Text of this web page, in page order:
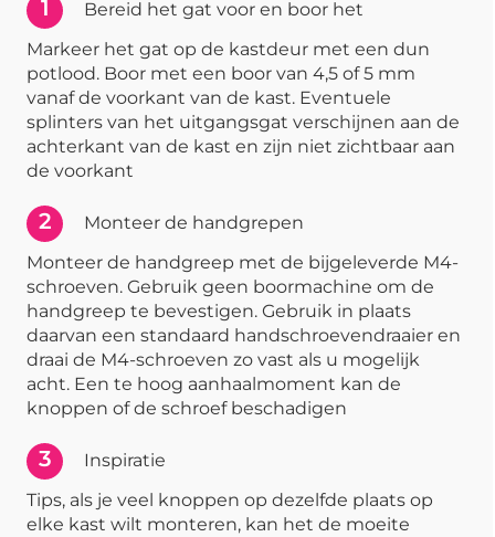
1
Bereid het gat voor en boor het
Markeer het gat op de kastdeur met een dun
potlood. Boor met een boor van 4,5 of 5 mm
vanaf de voorkant van de kast. Eventuele
splinters van het uitgangsgat verschijnen aan de
achterkant van de kast en zijn niet zichtbaar aan
de voorkant
2
Monteer de handgrepen
Monteer de handgreep met de bijgeleverde M4-
schroeven. Gebruik geen boormachine om de
handgreep te bevestigen. Gebruik in plaats
daarvan een standaard handschroevendraaier en
draai de M4-schroeven zo vast als u mogelijk
acht. Een te hoog aanhaalmoment kan de
knoppen of de schroef beschadigen
3
Inspiratie
Tips, als je veel knoppen op dezelfde plaats op
elke kast wilt monteren, kan het de moeite